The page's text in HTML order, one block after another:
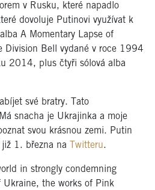
v Rusku, které napadlo
dovoluje Putinovi využívat k
A Momentary Lapse of
Division Bell vydané v roce 1994
2014, plus čtyři sólová alba
své bratry. Tato
snacha je Ukrajinka a moje
svou krásnou zemi. Putin
1. března na
Twitteru.
in strongly condemning
Ukraine, the works of Pink